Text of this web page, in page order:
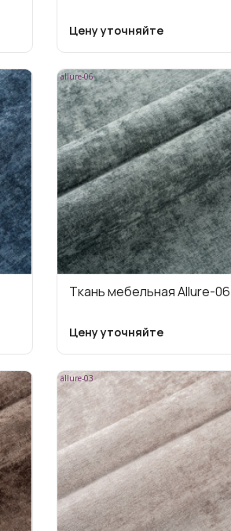
Цену уточняйте
allure-06
Ткань мебельная Allure-06
Цену уточняйте
allure-03